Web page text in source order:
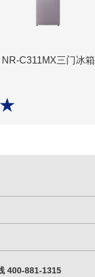
NR-C311MX三门冰箱
400-881-1315